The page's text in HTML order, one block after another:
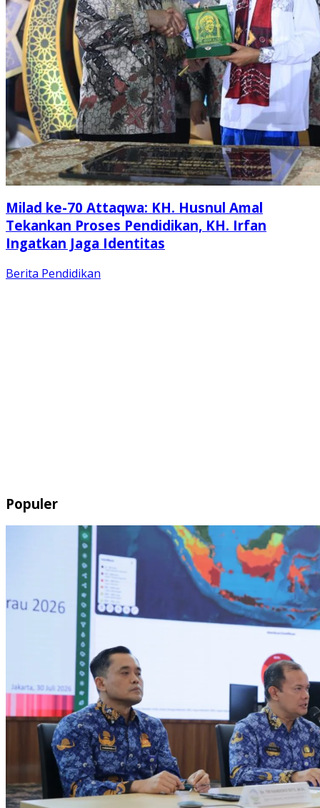
Milad ke-70 Attaqwa: KH. Husnul Amal
Tekankan Proses Pendidikan, KH. Irfan
Ingatkan Jaga Identitas
Berita Pendidikan
Populer